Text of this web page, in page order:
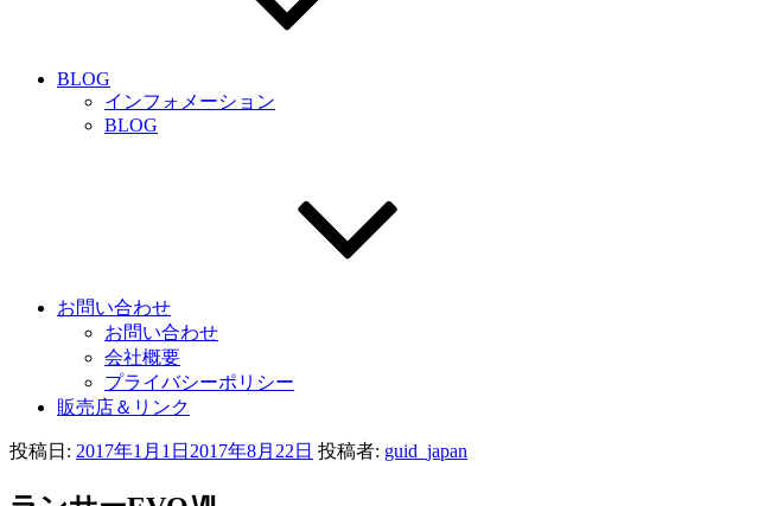
BLOG
インフォメーション
BLOG
お問い合わせ
お問い合わせ
会社概要
プライバシーポリシー
販売店＆リンク
投稿日: 2017年1月1日 2017年8月22日 投稿者: guid_japan